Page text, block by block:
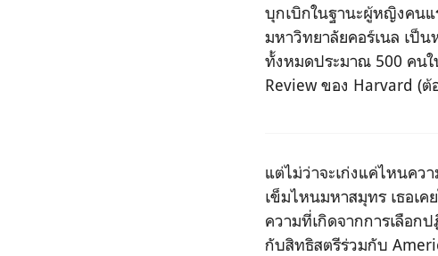
บุกเบิกในฐานะผู้หญิงคน
มหาวิทยาลัยคอร์เนล เป็
ทั้งหมดประมาณ 500 คน
Reviewของ Harvard (ต้
แต่ไม่ว่าจะเก่งแค่ไหนคว
เข็มไหนมหาสมุทร เธอเ
ความที่เกิดจากการเลือก
กับสิทธิสตรีร่วมกับ